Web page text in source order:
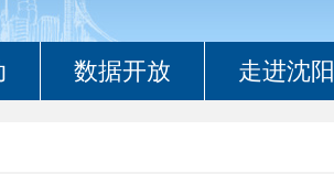
数据开放 走进沈阳